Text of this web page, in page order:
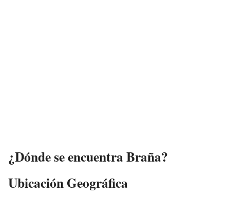
¿Dónde se encuentra Braña?
Ubicación Geográfica